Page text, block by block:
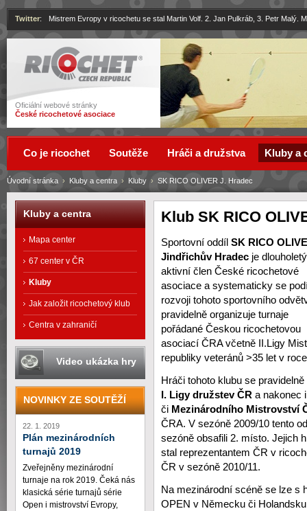
Ricochet
Oficiální webové stránky
České ricochetové asociace
Twitter: Mistrem Evropy v ricochetu se stal Martin Volf. 2. Jan Pulkráb, 3. Petr Malý.
Klub SK RICO
Sportovní oddíl SK RICO
Jindřichův Hradec je dlouholetý
aktivní člen České ricochetové
asociace a systematicky se
rozvoji tohoto sportovního
pravidelně organizuje turnaje
pořádané Českou ricochetovou
asociací ČRA včetně II.Ligy
republiky veteránů >35 let v
Hráči tohoto klubu se
I. Ligy družstev ČR a nakonec
či Mezinárodního Mistrovství
ČRA. V sezóně 2009/10 tento
sezóně obsafili 2. místo. Jejich
stal reprezentantem ČR v
ČR v sezóně 2010/11.
Na mezinárodní scéně se lze s
OPEN v Německu či
Úvodní stránka › Kluby a centra › Kluby › SK RICO OLIVER J. Hradec
Co je ricochet Soutěže Hráči a družstva Kluby a
Kluby a centra
Mapa center
67 center v ČR
Kluby
Jak založit ricochetový klub
Centra v zahraničí
Video ukázka hry
NOVINKY ZE SOUTĚŽÍ
22. 1. 2019
Plán mezinárodních
turnajů 2019
Zveřejněny mezinárodní
turnaje na rok 2019. Čeká nás
klasická série turnajů série
Open i mistrovství Evropy,